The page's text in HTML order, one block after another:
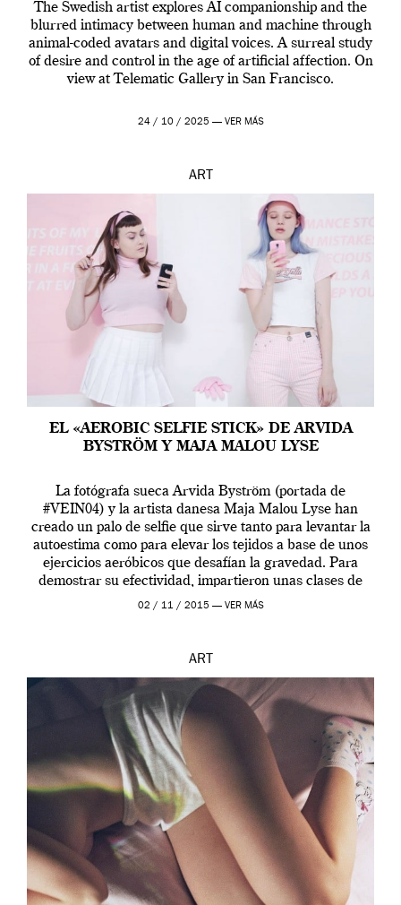
The Swedish artist explores AI companionship and the
blurred intimacy between human and machine through
animal-coded avatars and digital voices. A surreal study
of desire and control in the age of artificial affection. On
view at Telematic Gallery in San Francisco.
24 / 10 / 2025 — VER MÁS
ART
EL «AEROBIC SELFIE STICK» DE ARVIDA
BYSTRÖM Y MAJA MALOU LYSE
La fotógrafa sueca Arvida Byström (portada de
#VEIN04) y la artista danesa Maja Malou Lyse han
creado un palo de selfie que sirve tanto para levantar la
autoestima como para elevar los tejidos a base de unos
ejercicios aeróbicos que desafían la gravedad. Para
demostrar su efectividad, impartieron unas clases de
prueba en el Tate […]
02 / 11 / 2015 — VER MÁS
ART